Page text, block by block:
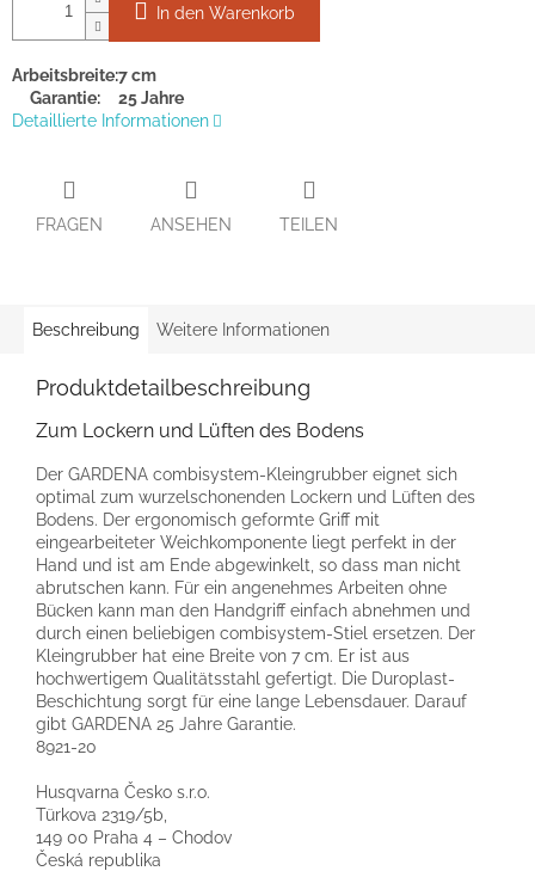
In den Warenkorb
Arbeitsbreite:7 cm
Garantie:
25 Jahre
Detaillierte Informationen
FRAGEN ANSEHEN TEILEN
Beschreibung Weitere Informationen
Produktdetailbeschreibung
Zum Lockern und Lüften des Bodens
Der GARDENA combisystem-Kleingrubber eignet sich
optimal zum wurzelschonenden Lockern und Lüften des
Bodens. Der ergonomisch geformte Griff mit
eingearbeiteter Weichkomponente liegt perfekt in der
Hand und ist am Ende abgewinkelt, so dass man nicht
abrutschen kann. Für ein angenehmes Arbeiten ohne
Bücken kann man den Handgriff einfach abnehmen und
durch einen beliebigen combisystem-Stiel ersetzen. Der
Kleingrubber hat eine Breite von 7 cm. Er ist aus
hochwertigem Qualitätsstahl gefertigt. Die Duroplast-
Beschichtung sorgt für eine lange Lebensdauer. Darauf
gibt GARDENA 25 Jahre Garantie.
8921-20
Husqvarna Česko s.r.o.
Türkova 2319/5b,
149 00 Praha 4 – Chodov
Česká republika